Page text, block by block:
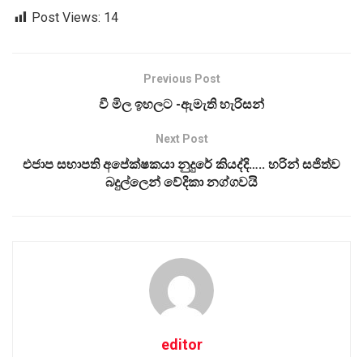
Post Views: 14
Previous Post
වී මිල ඉහලට -ඇමැති හැරිසන්
Next Post
එජාප සභාපති අපේක්ෂකයා නුදුරේ කියද්දි….. හරින් සජිත්ව
බදුල්ලෙන් වේදිකා නග්ගවයි
editor